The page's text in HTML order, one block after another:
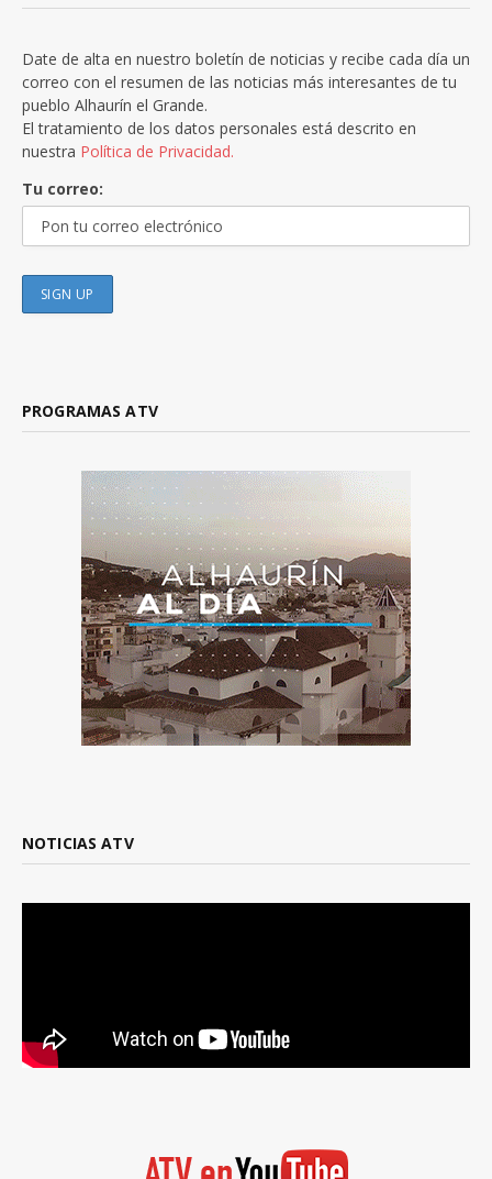
Date de alta en nuestro boletín de noticias y recibe cada día un
correo con el resumen de las noticias más interesantes de tu
pueblo Alhaurín el Grande.
El tratamiento de los datos personales está descrito en
nuestra Política de Privacidad.
Tu correo:
PROGRAMAS ATV
NOTICIAS ATV